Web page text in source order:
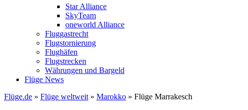
Star Alliance
SkyTeam
oneworld Alliance
Fluggastrecht
Flugstornierung
Flughäfen
Flugstrecken
Währungen und Bargeld
Flüge News
Flüge.de » Flüge weltweit » Marokko » Flüge Marrakesch